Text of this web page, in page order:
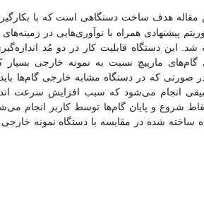
مقاله هدف ساخت دستگاهی است که با
پیشنهادی همراه با نو‌آوری‌هایی در زمینه‌های
شد. این دستگاه قابلیت کار در دو مُد
مارپیچ نسبت به نمونه خارجی بسیار
در صورتی که در دستگاه مشابه خارجی گام‌ها
انجام می‌شود که سبب افزایش سرعت
شروع و پایان گام‌ها توسط کاربر انجام
ساخته شده در مقایسه با دستگاه نمونه خارجی